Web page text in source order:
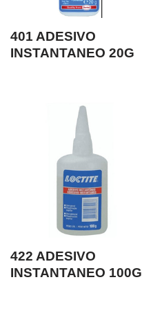
401 ADESIVO
INSTANTANEO 20G
422 ADESIVO
INSTANTANEO 100G